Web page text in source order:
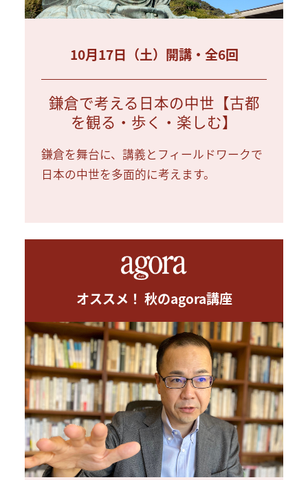
10月17日（土）開講・全6回
鎌倉で考える日本の中世【古都
を観る・歩く・楽しむ】
鎌倉を舞台に、講義とフィールドワークで
日本の中世を多面的に考えます。
オススメ！ 秋のagora講座